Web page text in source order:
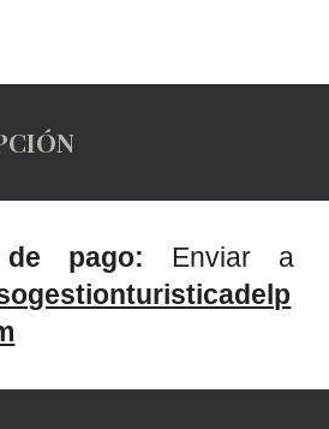
de pago: Enviar a